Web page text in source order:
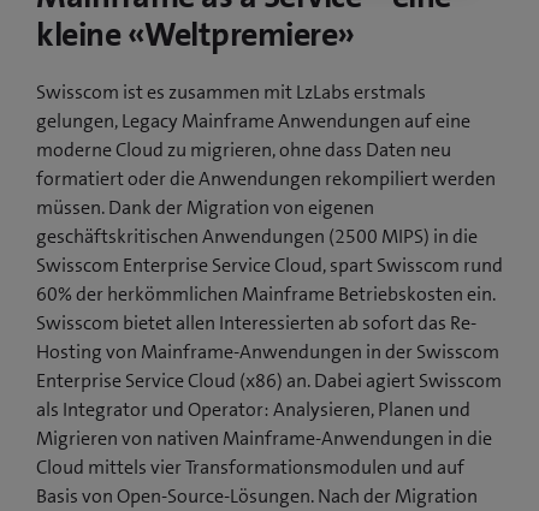
f
e
t
e
i
n
n
e
u
e
s
F
e
n
s
kleine «Weltpremiere»
Swisscom ist es zusammen mit LzLabs erstmals
gelungen, Legacy Mainframe Anwendungen auf eine
moderne Cloud zu migrieren, ohne dass Daten neu
formatiert oder die Anwendungen rekompiliert werden
müssen. Dank der Migration von eigenen
geschäftskritischen Anwendungen (2500 MIPS) in die
Swisscom Enterprise Service Cloud, spart Swisscom rund
60% der herkömmlichen Mainframe Betriebskosten ein.
Swisscom bietet allen Interessierten ab sofort das Re-
Hosting von Mainframe-Anwendungen in der Swisscom
Enterprise Service Cloud (x86) an. Dabei agiert Swisscom
als Integrator und Operator: Analysieren, Planen und
Migrieren von nativen Mainframe-Anwendungen in die
Cloud mittels vier Transformationsmodulen und auf
Basis von Open-Source-Lösungen. Nach der Migration